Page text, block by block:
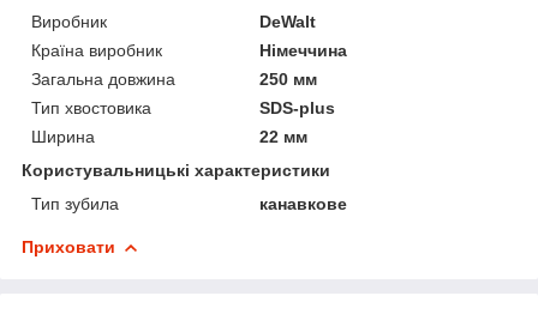
Виробник
DeWalt
Країна виробник
Німеччина
Загальна довжина
250 мм
Тип хвостовика
SDS-plus
Ширина
22 мм
Користувальницькі характеристики
Тип зубила
канавкове
Приховати